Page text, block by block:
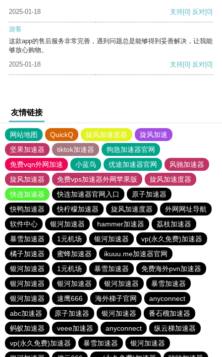
2025-01-18 支持[0] 反对[0]
游客
这款app的售后服务非常完善，遇到问题总是能够得到妥善解决，让我能
够放心购物。
2025-01-18
支持[0] 反对[0]
友情链接
网站地图 QuickQ 旋风加速度器
旋风加速
坚果加速器
tiktok加速器
狗急加速器官网
免费vqn外网加速
小蓝鸟 优途加速器官网
风驰加速器
旋风加速器
免费vps加速器外网苹果版
旋风加速度器
快连加速器
快连加速器官网入口
原子加速器
快鸭加速器
快柠檬加速器 旋风加速度器
外网网址导航
软件中心
银河加速器 hammer加速器
荔枝加速器
暴雪加速器
1元机场 银河加速器
vp(永久免费)加速器
橘子加速器
蜜蜂加速器
ikuuu.me加速器官网
银河加速器
1元机场 暴雪加速器
免费海外pvn加速器
银河加速器
银河加速器 银河加速器
暴雪加速器
银河加速器
速鹰666 海外梯子官网
anyconnect
abc加速器
原子加速器 银河加速器
番石榴加速器
蚂蚁加速器
veee加速器 anyconnect
纵云梯加速器
vp(永久免费)加速器
暴雪加速器
银河加速器